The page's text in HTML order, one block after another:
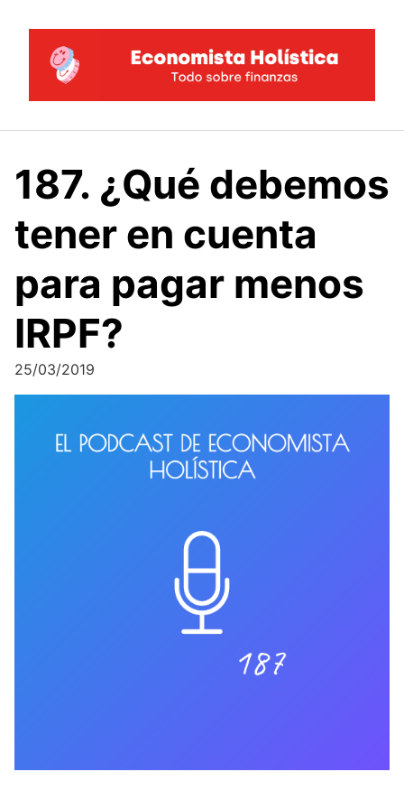
contenido
187. ¿Qué debemos
tener en cuenta
para pagar menos
IRPF?
25/03/2019